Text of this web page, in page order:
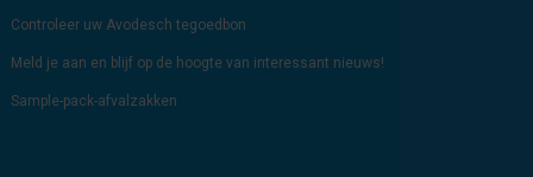
Controleer uw Avodesch tegoedbon
Meld je aan en blijf op de hoogte van interessant nieuws!
Sample-pack-afvalzakken